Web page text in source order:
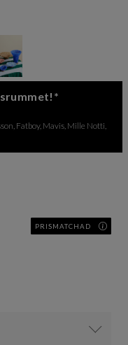
Fatboy, Mavis, Mille Notti,
PRISMATCHAD